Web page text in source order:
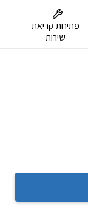
פתיחת קריאת
שירות